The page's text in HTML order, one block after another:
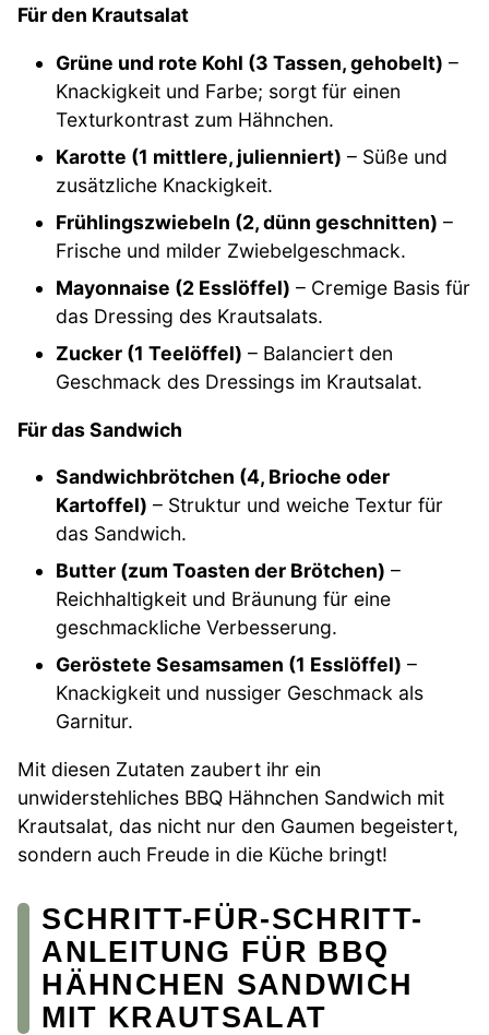
Für den Krautsalat
Grüne und rote Kohl (3 Tassen, gehobelt) –
Knackigkeit und Farbe; sorgt für einen
Texturkontrast zum Hähnchen.
Karotte (1 mittlere, julienniert) – Süße und
zusätzliche Knackigkeit.
Frühlingszwiebeln (2, dünn geschnitten) –
Frische und milder Zwiebelgeschmack.
Mayonnaise (2 Esslöffel) – Cremige Basis für
das Dressing des Krautsalats.
Zucker (1 Teelöffel) – Balanciert den
Geschmack des Dressings im Krautsalat.
Für das Sandwich
Sandwichbrötchen (4, Brioche oder
Kartoffel) – Struktur und weiche Textur für
das Sandwich.
Butter (zum Toasten der Brötchen) –
Reichhaltigkeit und Bräunung für eine
geschmackliche Verbesserung.
Geröstete Sesamsamen (1 Esslöffel) –
Knackigkeit und nussiger Geschmack als
Garnitur.
Mit diesen Zutaten zaubert ihr ein
unwiderstehliches BBQ Hähnchen Sandwich mit
Krautsalat, das nicht nur den Gaumen begeistert,
sondern auch Freude in die Küche bringt!
SCHRITT-FÜR-SCHRITT-
ANLEITUNG FÜR BBQ
HÄHNCHEN SANDWICH
MIT KRAUTSALAT